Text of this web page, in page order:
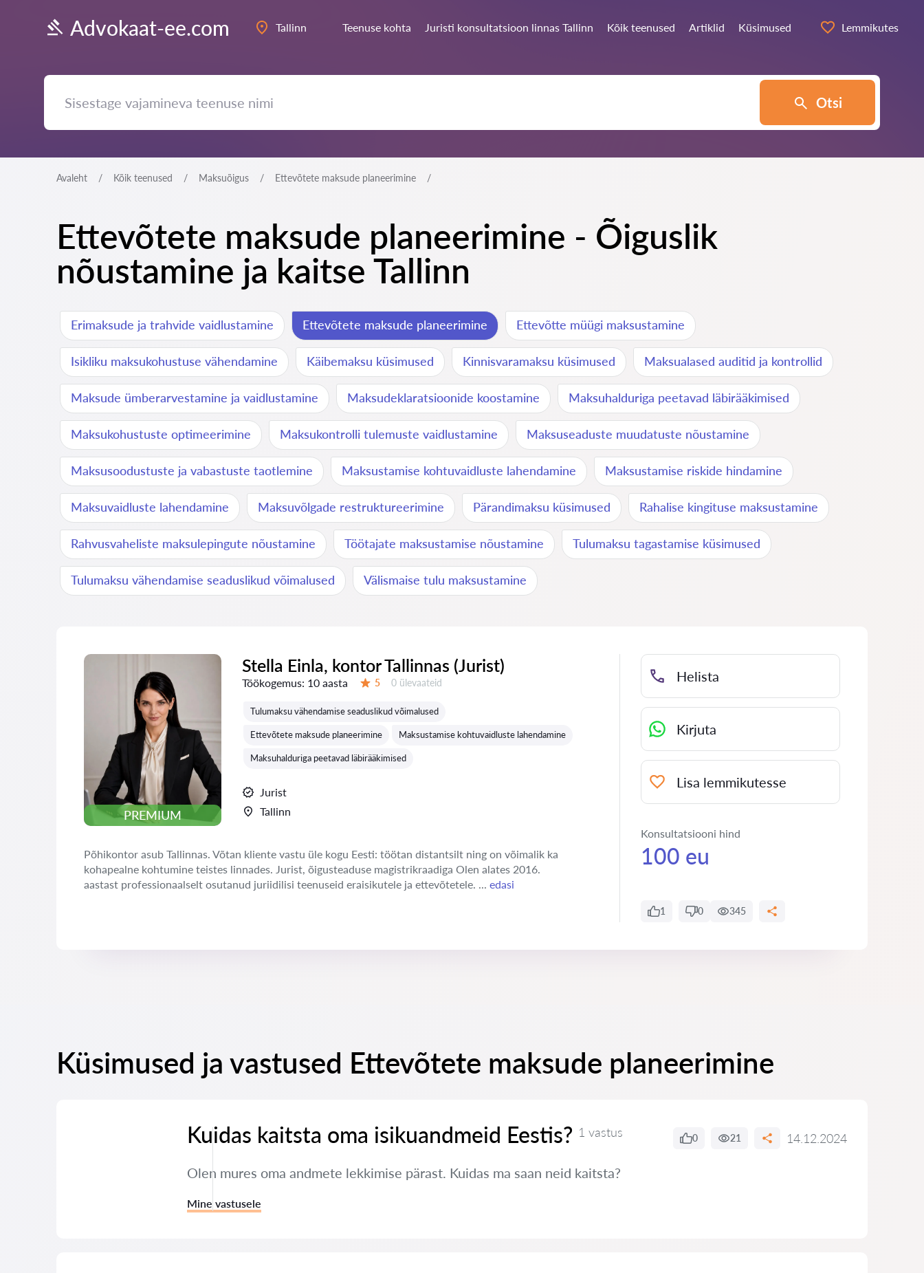
Advokaat-ee.com Tallinn Teenuse kohta Juristi konsultatsioon linnas Tallinn Kõik teenused Artiklid Küsimused Lemmikutes
Otsi
Avaleht Kõik teenused Maksuõigus Ettevõtete maksude planeerimine
Ettevõtete maksude planeerimine - Õiguslik
nõustamine ja kaitse Tallinn
Erimaksude ja trahvide vaidlustamine Ettevõtete maksude planeerimine Ettevõtte müügi maksustamine
Isikliku maksukohustuse vähendamine Käibemaksu küsimused Kinnisvaramaksu küsimused Maksualased auditid ja kontrollid
Maksude ümberarvestamine ja vaidlustamine Maksudeklaratsioonide koostamine Maksuhalduriga peetavad läbirääkimised
Maksukohustuste optimeerimine Maksukontrolli tulemuste vaidlustamine Maksuseaduste muudatuste nõustamine
Maksusoodustuste ja vabastuste taotlemine Maksustamise kohtuvaidluste lahendamine Maksustamise riskide hindamine
Maksuvaidluste lahendamine Maksuvõlgade restruktureerimine Pärandimaksu küsimused Rahalise kingituse maksustamine
Rahvusvaheliste maksulepingute nõustamine Töötajate maksustamise nõustamine Tulumaksu tagastamise küsimused
Tulumaksu vähendamise seaduslikud võimalused Välismaise tulu maksustamine
PREMIUM
Stella Einla, kontor Tallinnas (Jurist)
Töökogemus: 10 aasta 5 Ülevaateid:
0 ülevaateid
Tulumaksu vähendamise seaduslikud võimalused
Ettevõtete maksude planeerimine Maksustamise kohtuvaidluste lahendamine
Maksuhalduriga peetavad läbirääkimised
Jurist
Tallinn
Põhikontor asub Tallinnas. Võtan kliente vastu üle kogu Eesti: töötan distantsilt ning on võimalik ka
kohapealne kohtumine teistes linnades. Jurist, õigusteaduse magistrikraadiga Olen alates 2016.
aastast professionaalselt osutanud juriidilisi teenuseid eraisikutele ja ettevõtetele. ... edasi
Helista
Kirjuta
Lisa lemmikutesse
Konsultatsiooni hind
100 eu
1 0 345
Küsimused ja vastused Ettevõtete maksude planeerimine
Kuidas kaitsta oma isikuandmeid Eestis? 1 vastus 0 21 14.12.2024
Olen mures oma andmete lekkimise pärast. Kuidas ma saan neid kaitsta?
Mine vastusele